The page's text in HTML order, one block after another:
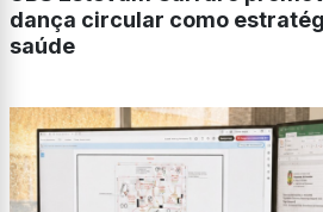
dança circular como
saúde